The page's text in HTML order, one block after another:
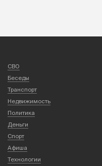
СВО
Беседы
Транспорт
Недвижимость
Политика
Деньги
Спорт
Афиша
Технологии